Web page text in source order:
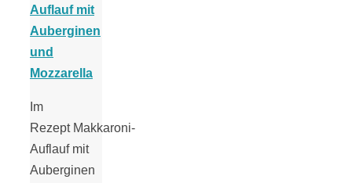
Auflauf mit
Auberginen
und
Mozzarella
Im
Rezept Makkaroni-
Auflauf mit
Auberginen